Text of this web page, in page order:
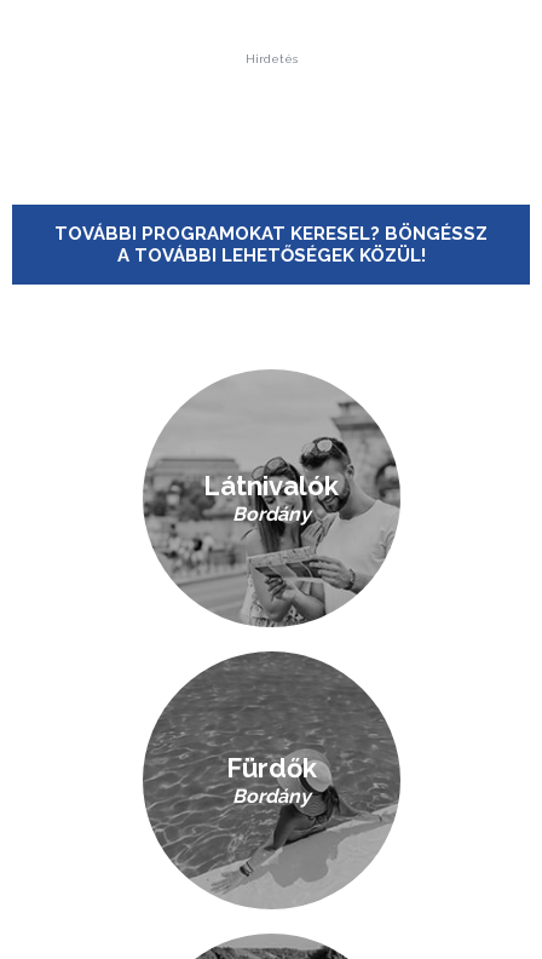
Hirdetés
TOVÁBBI PROGRAMOKAT KERESEL? BÖNGÉSSZ
A TOVÁBBI LEHETŐSÉGEK KÖZÜL!
Látnivalók
Bordány
Fürdők
Bordány